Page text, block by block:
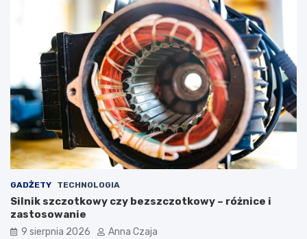
GADŻETY TECHNOLOGIA
Silnik szczotkowy czy bezszczotkowy – różnice i
zastosowanie
9 sierpnia 2026 Anna Czaja